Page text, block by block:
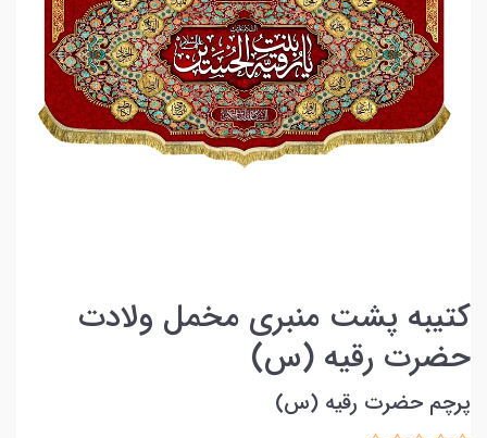
کتیبه پشت منبری مخمل ولادت
حضرت رقیه (س)
پرچم حضرت رقیه (س)